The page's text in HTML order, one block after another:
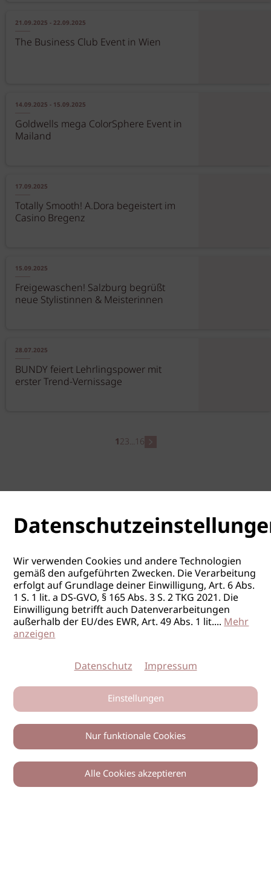
21.09.2025 - 22.09.2025
The Business Club Event in Wien
14.09.2025 - 15.09.2025
Goldwells mega ColorSphere Event in
Mailand
17.09.2025
Totally Smooth! A.Dora begeistert im
Casino Bregenz
15.09.2025
Freigewaschen! Salzburg begrüßt
neue Stylistinnen & Meisterinnen
28.07.2025
BUNDY feiert Lehrlingspower mit
erster Trend-Vernissage
123...16
Wir verwenden Cookies und andere Technologien
gemäß den aufgeführten Zwecken. Die Verarbeitung
erfolgt auf Grundlage deiner Einwilligung, Art. 6 Abs.
1 S. 1 lit. a DS-GVO, § 165 Abs. 3 S. 2 TKG 2021. Die
Einwilligung betrifft auch Datenverarbeitungen
außerhalb der EU/des EWR, Art. 49 Abs. 1 lit....Mehr
anzeigen
Datenschutz Impressum
Einstellungen
Nur funktionale Cookies
Alle Cookies akzeptieren